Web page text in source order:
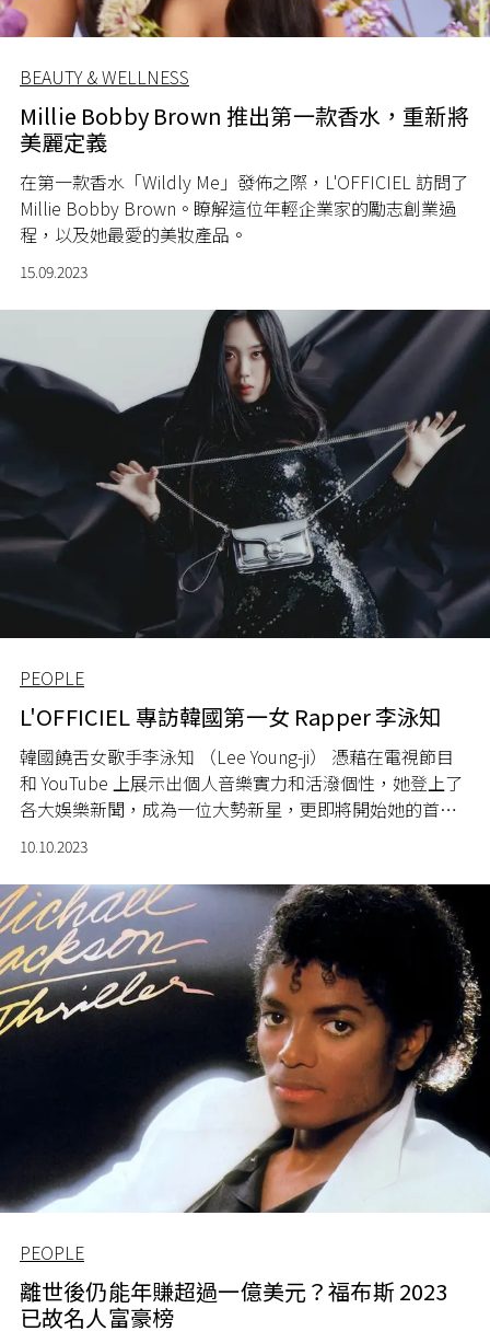
BEAUTY & WELLNESS
Millie Bobby Brown 推出第一款香水，重新將
美麗定義
在第一款香水「Wildly Me」發佈之際，L'OFFICIEL 訪問了
Millie Bobby Brown。瞭解這位年輕企業家的勵志創業過
程，以及她最愛的美妝產品。
15.09.2023
PEOPLE
L'OFFICIEL 專訪韓國第一女 Rapper 李泳知
韓國饒舌女歌手李泳知 （Lee Young-ji） 憑藉在電視節目
和 YouTube 上展示出個人音樂實力和活潑個性，她登上了
各大娛樂新聞，成為一位大勢新星，更即將開始她的首次
亞洲巡演。
10.10.2023
PEOPLE
離世後仍能年賺超過一億美元？福布斯 2023
已故名人富豪榜